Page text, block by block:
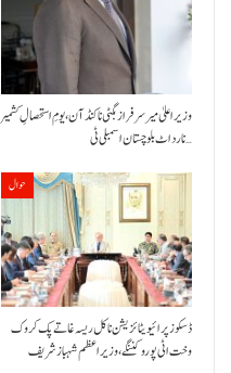
وزیراعلیٰ میر سرفراز بگٹی نا کنڈ آن،یومِ استحصالِ کشمیر
نا رد اٹ بلوچستان اسمبلی ٹی…
حوال
ڈسکوز پرائیویٹائزیشن نا کل ریسہ غاتے پک کروک
وخت اٹی پورو کننگے ،وزیراعظم شہباز شریف